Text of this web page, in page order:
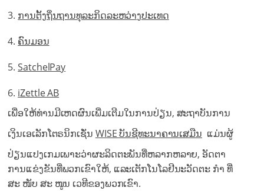
ການຕັ້ງຖິ່ນຖານທຸລະກິດລະຫວ່າງປະເທດ
ຄົນມອນ
SatchelPay
iZettle AB
ເພື່ອໃຫ້ທ່ານມີເຫດຜົນເພີ່ມເຕີມໃນການປ່ຽນ, ສະຖາບັນການ
ເງິນເອເລັກໂຕຣນິກເຊັ່ນ WISE ບັນຊີທະນາຄານເສມືນ ແມ່ນຜູ້
ປ່ຽນແປງເກມເພາະວ່າຜະລິດຕະພັນທີ່ຫລາກຫລາຍ, ອັດຕາ
ການແຂ່ງຂັນທີ່ພວກເຂົາໃຫ້, ແລະເຕັກໂນໂລຢີນະວັດຕະ ກຳ ທີ່
ສະ ໜັບ ສະ ໜູນ ເວທີຂອງພວກເຂົາ.